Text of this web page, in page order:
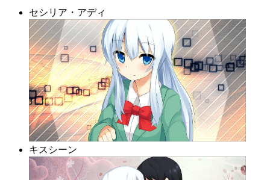
セシリア・アディ
キスシーン